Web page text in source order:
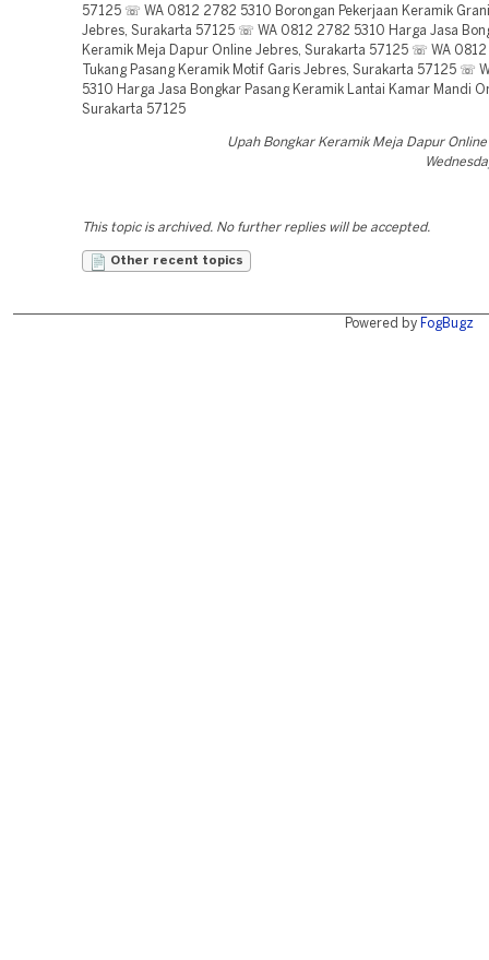
57125 ☏ WA 0812 2782 5310 Borongan Pekerjaan Keramik
Jebres, Surakarta 57125 ☏ WA 0812 2782 5310 Harga Jasa
Keramik Meja Dapur Online Jebres, Surakarta 57125 ☏ WA
Tukang Pasang Keramik Motif Garis Jebres, Surakarta 57125 ☏
5310 Harga Jasa Bongkar Pasang Keramik Lantai Kamar Mandi
Surakarta 57125
Upah Bongkar Keramik Meja Dapur
This topic is archived. No further replies will be accepted.
Other recent topics
Powered by FogBugz